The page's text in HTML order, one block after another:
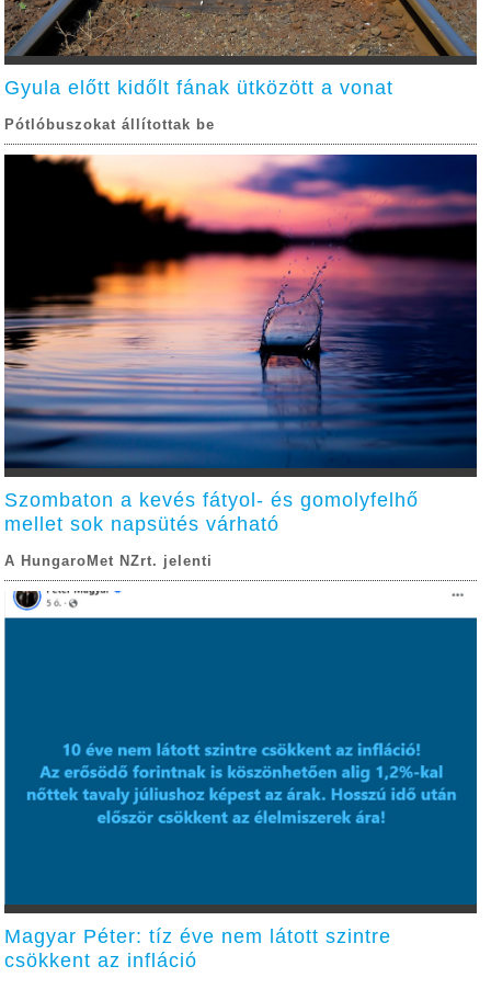
Gyula előtt kidőlt fának ütközött a vonat
Pótlóbuszokat állítottak be
Szombaton a kevés fátyol- és gomolyfelhő
mellet sok napsütés várható
A HungaroMet NZrt. jelenti
Magyar Péter: tíz éve nem látott szintre
csökkent az infláció